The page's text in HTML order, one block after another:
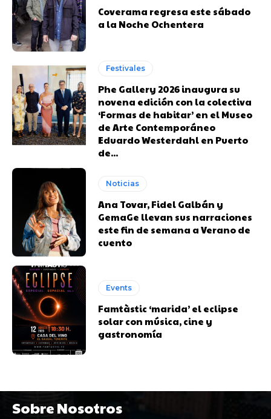
Coverama regresa este sábado
a la Noche Ochentera
Festivales
Phe Gallery 2026 inaugura su
novena edición con la colectiva
‘Formas de habitar’ en el Museo
de Arte Contemporáneo
Eduardo Westerdahl en Puerto
de...
Noticias
Ana Tovar, Fidel Galbán y
GemaGe llevan sus narraciones
este fin de semana a Verano de
cuento
Events
Famtàstic ‘marida’ el eclipse
solar con música, cine y
gastronomía
Sobre Nosotros